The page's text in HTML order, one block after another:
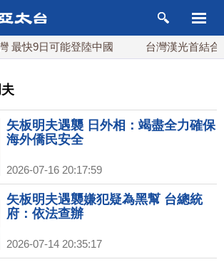
日可能登陸中國 台灣漢光首結合城鎮
矢板明夫遇襲 日外相：竭盡全力確保
海外僑民安全
2026-07-16 20:17:59
矢板明夫遇襲嫌犯疑為黑幫 台總統
府：依法查辦
2026-07-14 20:35:17